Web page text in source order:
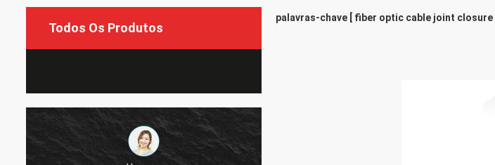
Todos Os Produtos
palavras-chave [ fiber optic cable joint closure